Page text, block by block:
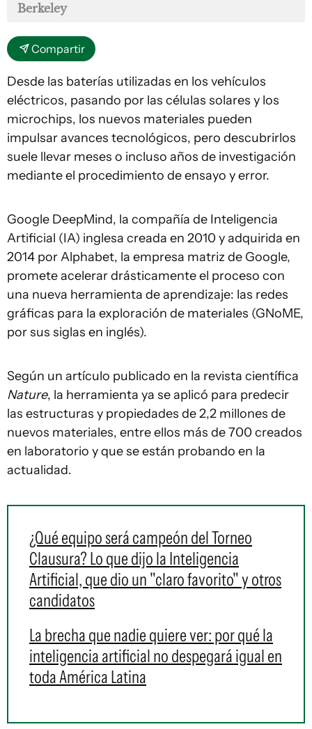
Berkeley
Compartir
Desde las baterías utilizadas en los vehículos
eléctricos, pasando por las células solares y los
microchips, los nuevos materiales pueden
impulsar avances tecnológicos, pero descubrirlos
suele llevar meses o incluso años de investigación
mediante el procedimiento de ensayo y error.
Google DeepMind, la compañía de Inteligencia
Artificial (IA) inglesa creada en 2010 y adquirida en
2014 por Alphabet, la empresa matriz de Google,
promete acelerar drásticamente el proceso con
una nueva herramienta de aprendizaje: las redes
gráficas para la exploración de materiales (GNoME,
por sus siglas en inglés).
Según un artículo publicado en la revista científica
Nature, la herramienta ya se aplicó para predecir
las estructuras y propiedades de 2,2 millones de
nuevos materiales, entre ellos más de 700 creados
en laboratorio y que se están probando en la
actualidad.
¿Qué equipo será campeón del Torneo
Clausura? Lo que dijo la Inteligencia
Artificial, que dio un "claro favorito" y otros
candidatos
La brecha que nadie quiere ver: por qué la
inteligencia artificial no despegará igual en
toda América Latina